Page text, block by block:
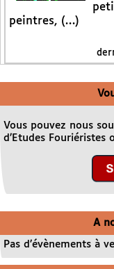
peintres, (…)
Vous pouvez nous
d’Etudes
A
Pas d’évènements à